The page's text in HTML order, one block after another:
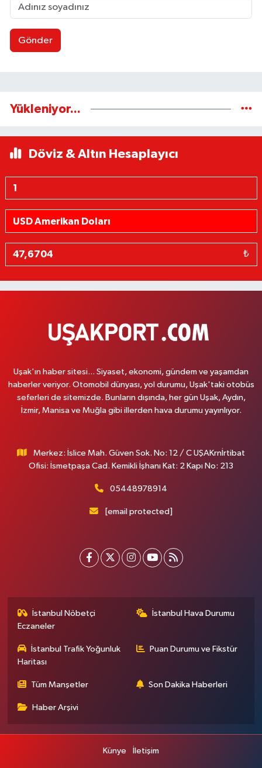
Gönder
Yükleniyor...
Döviz & Altın Hesaplayıcı
₺
Uşak'ın haber sitesi... Siyaset, ekonomi, gündem ve yaşamdan
haberler veriyor. Otomobil dünyası, yol durumu, Uşak'taki otobüs
seferleri de sitemizde. Bunların dışında, her gün Uşak, Aydın,
İzmir, Manisa ve Muğla gibi illerden hava durumu yayınlıyor.
Merkez: İslice Mah. Güven Sok. No: 12 / C UŞAKrnİrtibat
Ofisi: İsmetpaşa Cad. Kemikli İşhanı Kat: 2 Kapı No: 213
05448978914
[email protected]
İstanbul Nöbetçi
Eczaneler
İstanbul Hava Durumu
İstanbul Trafik Yoğunluk
Haritası
Puan Durumu ve Fikstür
Tüm Manşetler Son Dakika Haberleri
Haber Arşivi
Künye İletişim